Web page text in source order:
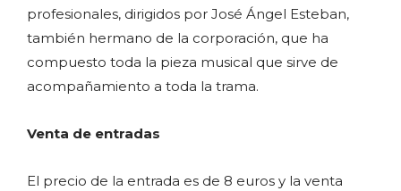
profesionales, dirigidos por José Ángel Esteban,
también hermano de la corporación, que ha
compuesto toda la pieza musical que sirve de
acompañamiento a toda la trama.
Venta de entradas
El precio de la entrada es de 8 euros y la venta